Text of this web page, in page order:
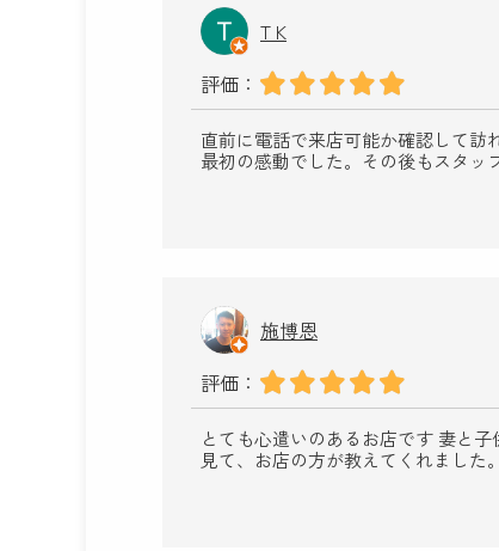
T K
評価：
直前に電話で来店可能か確認して訪
最初の感動でした。その後もスタッ
施博恩
評価：
とても心遣いのあるお店です 妻と
見て、お店の方が教えてくれまし